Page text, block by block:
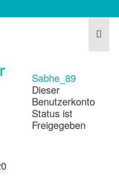
Sabhe_89
Dieser
Benutzerkonto
Status ist
Freigegeben